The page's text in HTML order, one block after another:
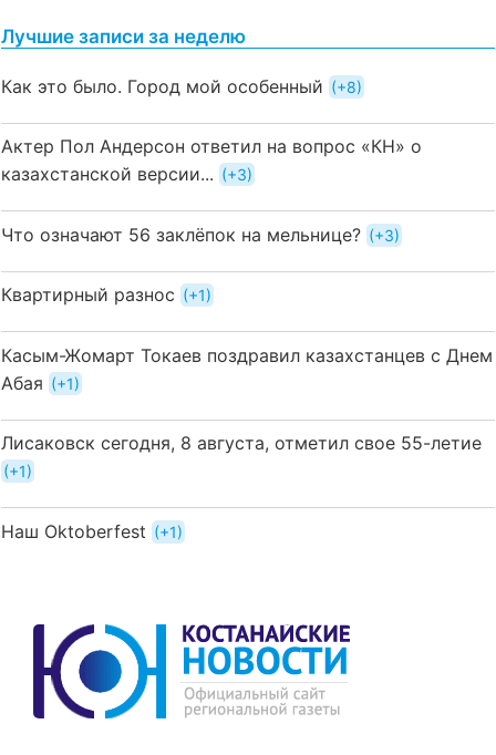
Лучшие записи за неделю
Как это было. Город мой особенный +8
Актер Пол Андерсон ответил на вопрос «КН» о
казахстанской версии...
+3
Что означают 56 заклёпок на мельнице? +3
Квартирный разнос +1
Касым-Жомарт Токаев поздравил казахстанцев с Днем
Абая
+1
Лисаковск сегодня, 8 августа, отметил свое 55-летие
+1
Наш Oktoberfest +1